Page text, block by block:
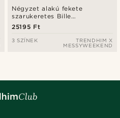
Négyzet alakú fekete
szarukeretes Bille
napszemüveg
25195 Ft
3 SZÍNEK
TRENDHIM X
MESSYWEEKEND